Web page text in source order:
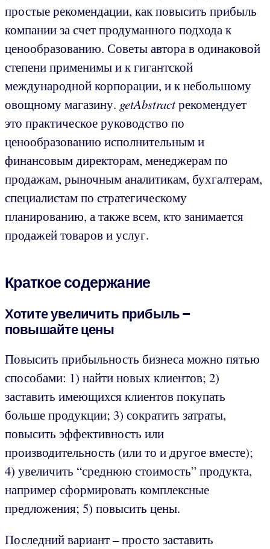
простые рекомендации, как повысить прибыль
компании за счет продуманного подхода к
ценообразованию. Советы автора в одинаковой
степени применимы и к гигантской
международной корпорации, и к небольшому
овощному магазину. getAbstractрекомендует
это практическое руководство по
ценообразованию исполнительным и
финансовым директорам, менеджерам по
продажам, рыночным аналитикам, бухгалтерам,
специалистам по стратегическому
планированию, а также всем, кто занимается
продажей товаров и услуг.
Краткое содержание
Хотите увеличить прибыль –
повышайте цены
Повысить прибыльность бизнеса можно пятью
способами: 1) найти новых клиентов; 2)
заставить имеющихся клиентов покупать
больше продукции; 3) сократить затраты,
повысить эффективность или
производительность (или то и другое вместе);
4) увеличить “среднюю стоимость” продукта,
например сформировать комплексные
предложения; 5) повысить цены.
Последний вариант – просто заставить